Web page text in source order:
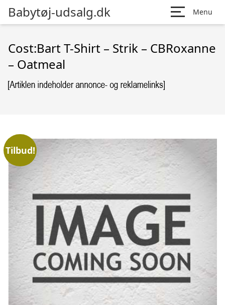
Babytøj-udsalg.dk Menu
Cost:Bart T-Shirt – Strik – CBRoxanne
– Oatmeal
Tilbud!